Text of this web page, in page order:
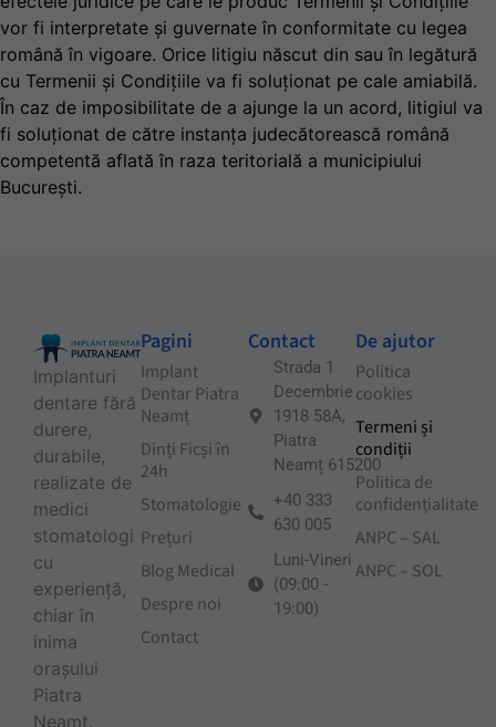
vor fi interpretate și guvernate în conformitate cu legea
română în vigoare. Orice litigiu născut din sau în legătură
cu Termenii și Condițiile va fi soluționat pe cale amiabilă.
În caz de imposibilitate de a ajunge la un acord, litigiul va
fi soluționat de către instanța judecătorească română
competentă aflată în raza teritorială a municipiului
București.
Implanturi
dentare fără
durere,
durabile,
realizate de
medici
stomatologi
cu
experiență,
chiar în
inima
orașului
Piatra
Neamț.
Pagini
Implant
Dentar Piatra
Neamț
Dinți Ficși în
24h
Stomatologie
Prețuri
Blog Medical
Despre noi
Contact
Contact
Strada 1
Decembrie
1918 58A,
Piatra
Neamț 615200
+40 333
630 005
Luni-Vineri
(09:00 -
19:00)
De ajutor
Politica
cookies
Termeni și
condiții
Politica de
confidențialitate
ANPC – SAL
ANPC – SOL